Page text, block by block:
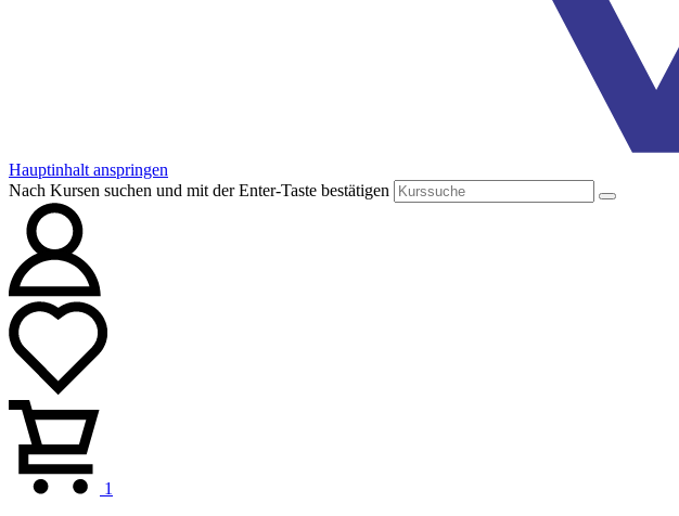
Hauptinhalt anspringen
Nach Kursen suchen und mit der Enter-Taste bestätigen
1